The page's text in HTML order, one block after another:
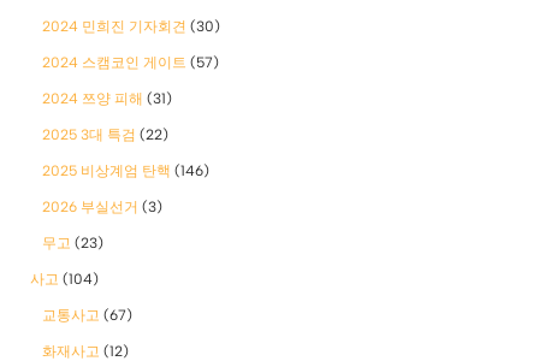
2024 민희진 기자회견 (30)
2024 스캠코인 게이트 (57)
2024 쯔양 피해 (31)
2025 3대 특검 (22)
2025 비상계엄 탄핵 (146)
2026 부실선거 (3)
무고 (23)
사고 (104)
교통사고 (67)
화재사고 (12)